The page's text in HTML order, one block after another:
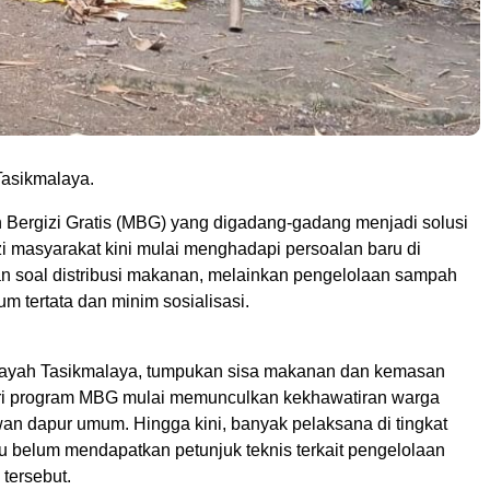
Bergizi Gratis (MBG) yang digadang-gadang menjadi solusi
masyarakat kini mulai menghadapi persoalan baru di
soal distribusi makanan, melainkan pengelolaan sampah
tertata dan minim sosialisasi.
Tasikmalaya, tumpukan sisa makanan dan kemasan
program MBG mulai memunculkan kekhawatiran warga
dapur umum. Hingga kini, banyak pelaksana di tingkat
belum mendapatkan petunjuk teknis terkait pengelolaan